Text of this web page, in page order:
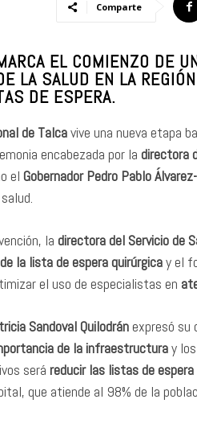
Comparte
EL COMIENZO DE
LA SALUD EN LA
DE ESPERA.
de Talcavive una nueva etapa
encabezada por la directora
el Gobernador Pedro Pablo
la directora del Servicio de
la lista de espera quirúrgicay el
el uso de especialistas en
Sandoval Quilodránexpresó su
de la infraestructuray los
será reducir las listas de espera
que atiende al 98% de la